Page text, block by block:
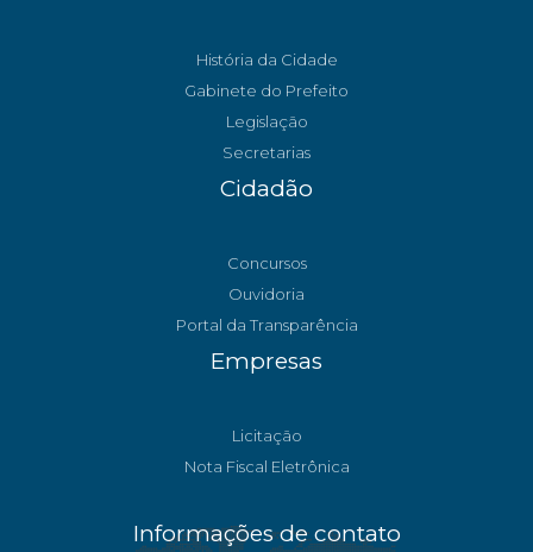
História da Cidade
Gabinete do Prefeito
Legislação
Secretarias
Cidadão
Concursos
Ouvidoria
Portal da Transparência
Empresas
Licitação
Nota Fiscal Eletrônica
Informações de contato